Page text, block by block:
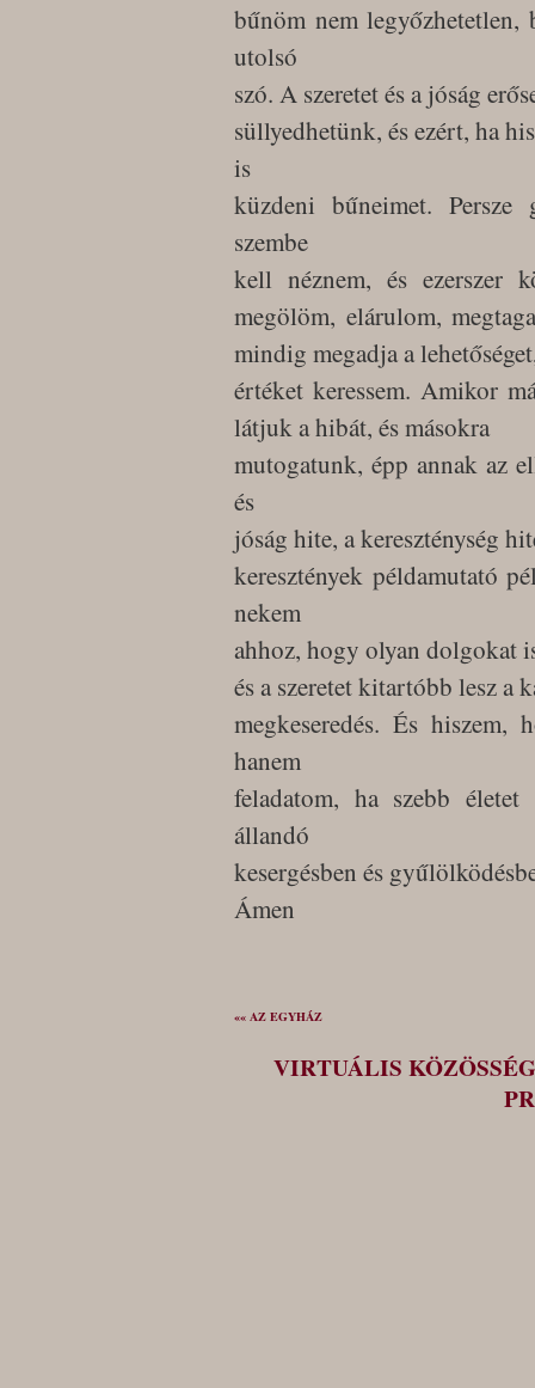
bűnöm nem legyőzhetetlen,
utolsó
szó. A szeretet és a jóság
süllyedhetünk, és ezért, ha
is
küzdeni bűneimet.
szembe
kell néznem, és ezerszer
megölöm, elárulom,
mindig megadja a
értéket keressem. Amikor
látjuk a hibát, és másokra
mutogatunk, épp annak az
és
jóság hite, a kereszténység
keresztények példamutató
nekem
ahhoz, hogy olyan dolgokat
és a szeretet kitartóbb lesz a
megkeseredés. És hiszem,
hanem
feladatom, ha szebb
állandó
kesergésben és
Ámen
«« AZ EGYHÁZ
VIRTUÁLIS KÖZÖSSÉG